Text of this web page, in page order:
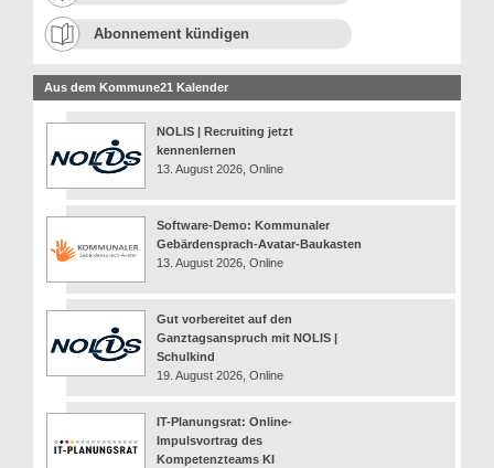
Abonnement kündigen
Aus dem Kommune21 Kalender
NOLIS | Recruiting jetzt
kennenlernen
13. August 2026, Online
Software-Demo: Kommunaler
Gebärdensprach-Avatar-Baukasten
13. August 2026, Online
Gut vorbereitet auf den
Ganztagsanspruch mit NOLIS |
Schulkind
19. August 2026, Online
IT-Planungsrat: Online-
Impulsvortrag des
Kompetenzteams KI